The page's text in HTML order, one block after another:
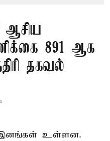
ஆசிய
891 ஆக
தகவல்
இனங்கள் உள்ளன.